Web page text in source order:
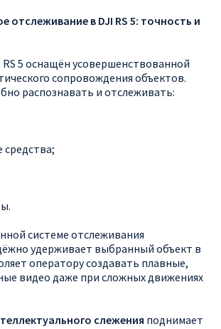
отслеживание в DJI RS 5: точность и
RS 5 оснащён усовершенствованной
сопровождения объектов.
распознавать и отслеживать:
средства;
системе отслеживания
удерживает выбранный объект в
операторусоздавать плавные,
видео даже при сложныхдвижениях
слежения поднимает